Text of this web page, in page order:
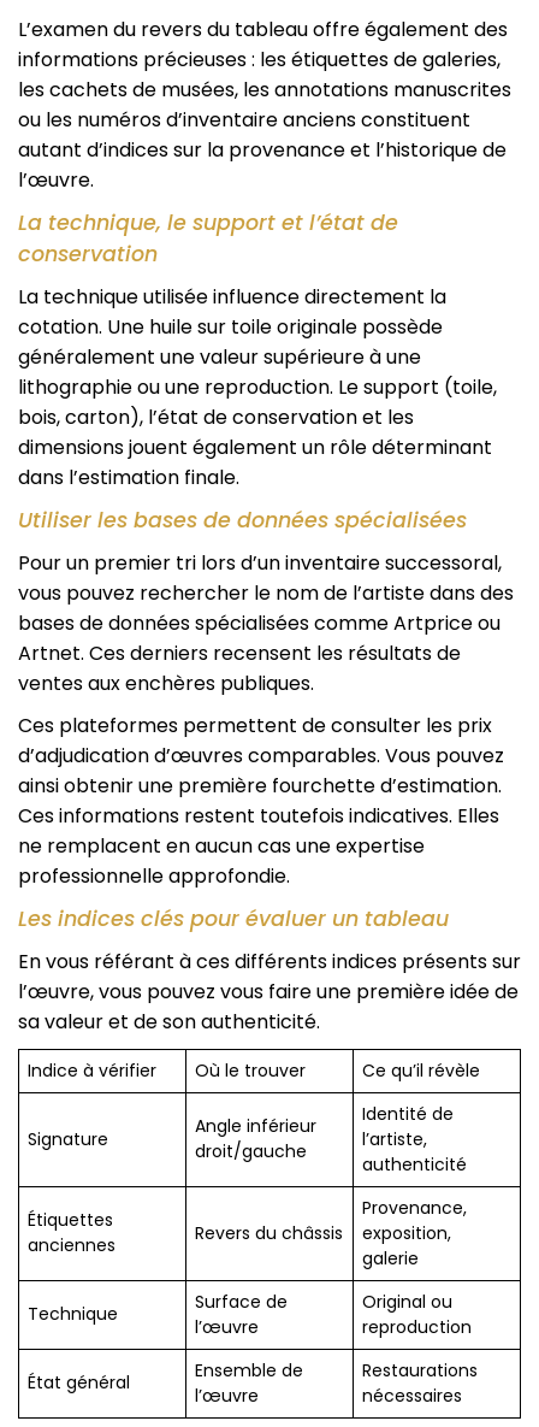
L’examen du revers du tableau offre également des
informations précieuses : les étiquettes de galeries,
les cachets de musées, les annotations manuscrites
ou les numéros d’inventaire anciens constituent
autant d’indices sur la provenance et l’historique de
l’œuvre.
La technique, le support et l’état de
conservation
La technique utilisée influence directement la
cotation. Une huile sur toile originale possède
généralement une valeur supérieure à une
lithographie ou une reproduction. Le support (toile,
bois, carton), l’état de conservation et les
dimensions jouent également un rôle déterminant
dans l’estimation finale.
Utiliser les bases de données spécialisées
Pour un premier tri lors d’un inventaire successoral,
vous pouvez rechercher le nom de l’artiste dans des
bases de données spécialisées comme Artprice ou
Artnet. Ces derniers recensent les résultats de
ventes aux enchères publiques.
Ces plateformes permettent de consulter les prix
d’adjudication d’œuvres comparables. Vous pouvez
ainsi obtenir une première fourchette d’estimation.
Ces informations restent toutefois indicatives. Elles
ne remplacent en aucun cas une expertise
professionnelle approfondie.
Les indices clés pour évaluer un tableau
En vous référant à ces différents indices présents sur
l’œuvre, vous pouvez vous faire une première idée de
sa valeur et de son authenticité.
Indice à vérifier Où le trouver Ce qu’il révèle
Signature
Angle inférieur
droit/gauche
Identité de
l’artiste,
authenticité
Étiquettes
anciennes
Revers du châssis
Provenance,
exposition,
galerie
Technique
Surface de
l’œuvre
Original ou
reproduction
État général
Ensemble de
l’œuvre
Restaurations
nécessaires